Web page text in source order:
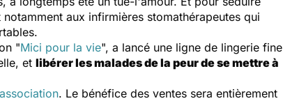
aux infirmières stomathérapeutes qui
"Mici pour la vie", a lancé une ligne de lingerie fine
et libérer les malades de la peur de se mettre à
. Le bénéfice des ventes sera entièrement